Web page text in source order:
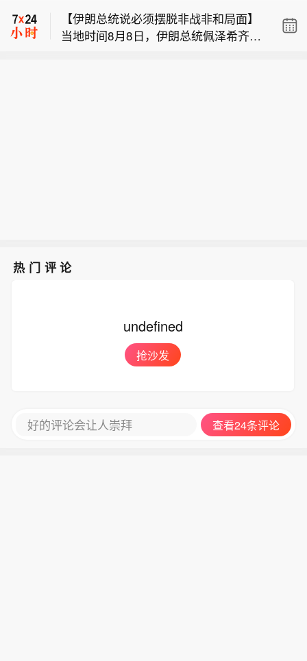
业链产值已超过3700亿元。（央视新
闻）
万人次。
【伊朗总统说必须摆脱非战非和局面】
当地时间8月8日，伊朗总统佩泽希齐扬
热门评论
undefined
抢沙发
好的评论会让人崇拜 查看24条评论